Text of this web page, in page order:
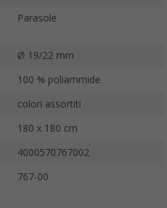
Parasole
Ø 19/22 mm
100 % poliammide
colori assortiti
180 x 180 cm
4000570767002
767-00